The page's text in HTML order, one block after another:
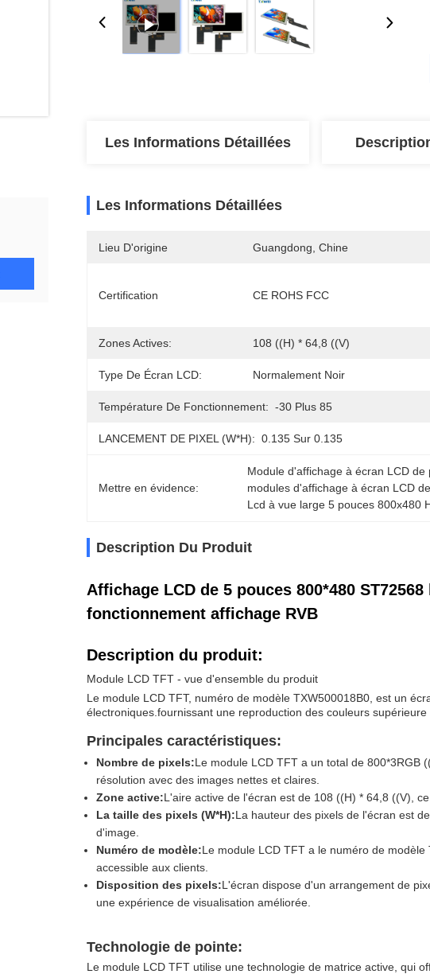
Les Informations Détaillées
Les Informations Détaillées
Lieu D'origine Guangdong, Chine
Certification CE ROHS FCC
Zones Actives: 108 ((H) * 64,8 ((V)
Type De Écran LCD: Normalement Noir
Température De Fonctionnement: -30 Plus 85
LANCEMENT DE PIXEL (W*H): 0.135 Sur 0.135
Mettre en évidence:
Module d'affichage à écran LCD de
modules d'affichage à écran LCD
Lcd à vue large 5 pouces 800x480
Description Du Produit
Affichage LCD de 5 pouces 800*480
fonctionnement affichage RVB
Description du produit:
Module LCD TFT - vue d'ensemble du produit
Le module LCD TFT, numéro de modèle TXW500018B0, est un
électroniques.fournissant une reproduction des couleurs supérieure
Principales caractéristiques:
Nombre de pixels:Le module LCD TFT a un total de 800*3RGB
résolution avec des images nettes et claires.
Zone active:L'aire active de l'écran est de 108 ((H) * 64,8 ((V),
La taille des pixels (W*H):La hauteur des pixels de l'écran est
d'image.
Numéro de modèle:Le module LCD TFT a le numéro de
accessible aux clients.
Disposition des pixels:L'écran dispose d'un arrangement de
une expérience de visualisation améliorée.
Technologie de pointe:
Le module LCD TFT utilise une technologie de matrice active, qui